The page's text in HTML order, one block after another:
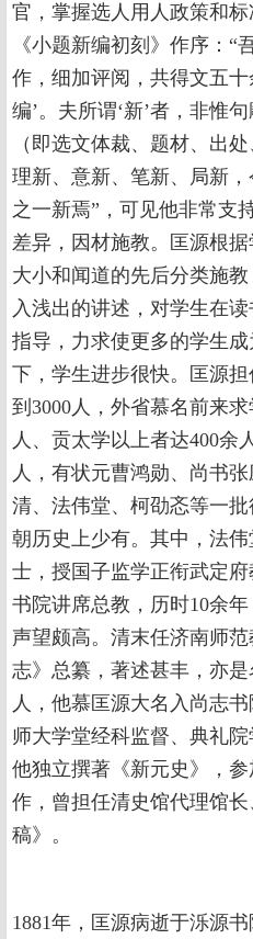
官，掌握选人用人政策和
《小题新编初刻》作序：“
作，细加评阅，共得文五
编’。夫所谓‘新’者，非惟
（即选文体裁、题材、出
理新、意新、笔新、局新
之一新焉”，可见他非常支
差异，因材施教。匡源根
大小和闻道的先后分类施
入浅出的讲述，对学生在
指导，力求使更多的学生
下，学生进步很快。匡源
到3000人，外省慕名前来
人、贡太学以上者达400余
人，有状元曹鸿勋、尚书
清、法伟堂、柯劭忞等一
朝历史上少有。其中，法
士，授国子监学正衔武定
书院讲席总教，历时10余
声望颇高。清末任济南师
志》总纂，著述甚丰，亦
人，他慕匡源大名入尚志
师大学堂经科监督、典礼院
他独立撰著《新元史》，
作，曾担任清史馆代理馆
稿》。
1881年，匡源病逝于泺源